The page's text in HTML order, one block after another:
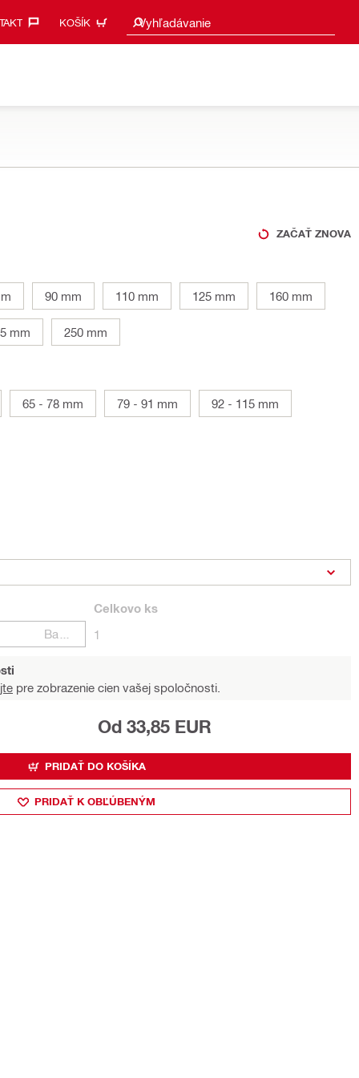
KOŠÍK Vyhľadávanie
Vyhľadať návrhy
ZAČAŤ ZNOVA
90 mm 110 mm 125 mm 160 mm
mm 250 mm
65 - 78 mm 79 - 91 mm 92 - 115 mm
Celkovo ks
1
pre zobrazenie cien vašej spoločnosti.
Od 33,85 EUR
PRIDAŤ DO KOŠÍKA
PRIDAŤ K OBĽÚBENÝM